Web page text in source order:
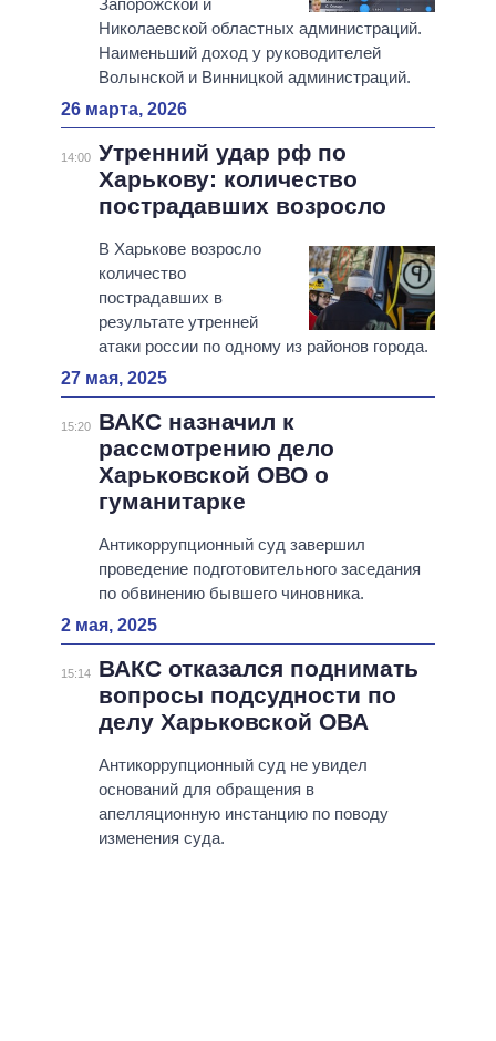
Запорожской и
Николаевской областных администраций.
Наименьший доход у руководителей
Волынской и Винницкой администраций.
26 марта, 2026
14:00 Утренний удар рф по
Харькову: количество
пострадавших возросло
В Харькове возросло
количество
пострадавших в
результате утренней
атаки россии по одному из районов города.
27 мая, 2025
15:20
ВАКС назначил к
рассмотрению дело
Харьковской ОВО о
гуманитарке
Антикоррупционный суд завершил
проведение подготовительного заседания
по обвинению бывшего чиновника.
2 мая, 2025
15:14
ВАКС отказался поднимать
вопросы подсудности по
делу Харьковской ОВА
Антикоррупционный суд не увидел
оснований для обращения в
апелляционную инстанцию ​​по поводу
изменения суда.